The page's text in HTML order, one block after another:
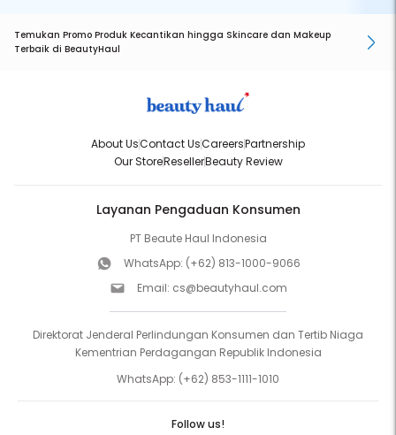
Temukan Promo Produk Kecantikan hingga Skincare dan Makeup
Terbaik di BeautyHaul
About UsContact UsCareersPartnership
Our StoreResellerBeauty Review
Layanan Pengaduan Konsumen
PT Beaute Haul Indonesia
WhatsApp: (+62) 813-1000-9066
Email: cs@beautyhaul.com
Direktorat Jenderal Perlindungan Konsumen dan Tertib Niaga
Kementrian Perdagangan Republik Indonesia
WhatsApp: (+62) 853-1111-1010
Follow us!